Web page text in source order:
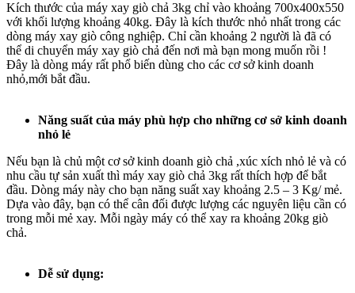
Kích thước của máy xay giò chả 3kg chỉ vào khoảng 700x400x550
với khối lượng khoảng 40kg. Đây là kích thước nhỏ nhất trong các
dòng máy xay giò công nghiệp. Chỉ cần khoảng 2 người là đã có
thể di chuyển máy xay giò chả đến nơi mà bạn mong muốn rồi !
Đây là dòng máy rất phổ biến dùng cho các cơ sở kinh doanh
nhỏ,mới bắt đầu.
Năng suất của máy phù hợp cho những cơ sở kinh doanh
nhỏ lẻ
Nếu bạn là chủ một cơ sở kinh doanh giò chả ,xúc xích nhỏ lẻ và có
nhu cầu tự sản xuất thì máy xay giò chả 3kg rất thích hợp để bắt
đầu. Dòng máy này cho bạn năng suất xay khoảng 2.5 – 3 Kg/ mẻ.
Dựa vào đây, bạn có thể cân đối được lượng các nguyên liệu cần có
trong mỗi mẻ xay. Mỗi ngày máy có thể xay ra khoảng 20kg giò
chả.
Dễ sử dụng: